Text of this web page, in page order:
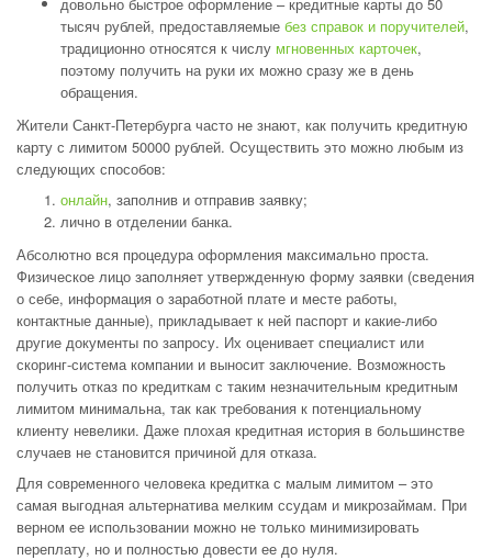
тысяч рублей, предоставляемые без справок и поручителей,
традиционно относятся к числу мгновенных карточек,
поэтому получить на руки их можно сразу же в день
обращения.
Жители Санкт-Петербурга часто не знают, как получить кредитную
карту с лимитом 50000 рублей. Осуществить это можно любым из
следующих способов:
онлайн, заполнив и отправив заявку;
лично в отделении банка.
Абсолютно вся процедура оформления максимально проста.
Физическое лицо заполняет утвержденную форму заявки (сведения
о себе, информация о заработной плате и месте работы,
контактные данные), прикладывает к ней паспорт и какие-либо
другие документы по запросу. Их оценивает специалист или
скоринг-система компании и выносит заключение. Возможность
получить отказ по кредиткам с таким незначительным кредитным
лимитом минимальна, так как требования к потенциальному
клиенту невелики. Даже плохая кредитная история в большинстве
случаев не становится причиной для отказа.
Для современного человека кредитка с малым лимитом – это
самая выгодная альтернатива мелким ссудам и микрозаймам. При
верном ее использовании можно не только минимизировать
переплату, но и полностью довести ее до нуля.